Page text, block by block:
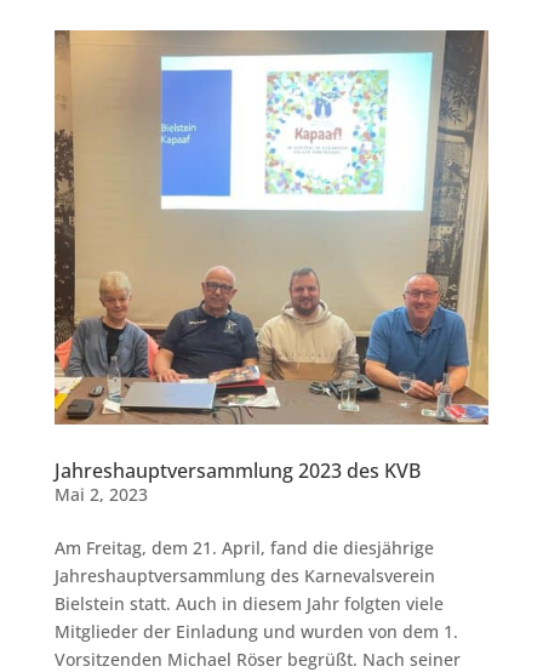
Jahreshauptversammlung 2023 des KVB
Mai 2, 2023
Am Freitag, dem 21. April, fand die diesjährige
Jahreshauptversammlung des Karnevalsverein
Bielstein statt. Auch in diesem Jahr folgten viele
Mitglieder der Einladung und wurden von dem 1.
Vorsitzenden Michael Röser begrüßt. Nach seiner